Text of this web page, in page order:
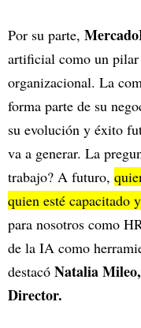
Por su parte,
artificial como un pilar
organizacional. La
forma parte de su
su evolución y éxito
va a generar. La
trabajo? A futuro,
quien esté capacitado
para nosotros como
de la IA como
destacó Natalia
Director.